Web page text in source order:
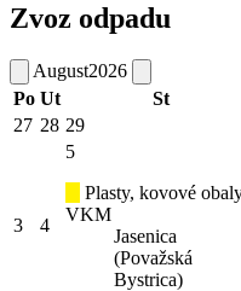
Zvoz odpadu
August2026
Po Ut St
27 28 29
3 4
5
Plasty, kovové
VKM
Jasenica
(Považská
Bystrica)